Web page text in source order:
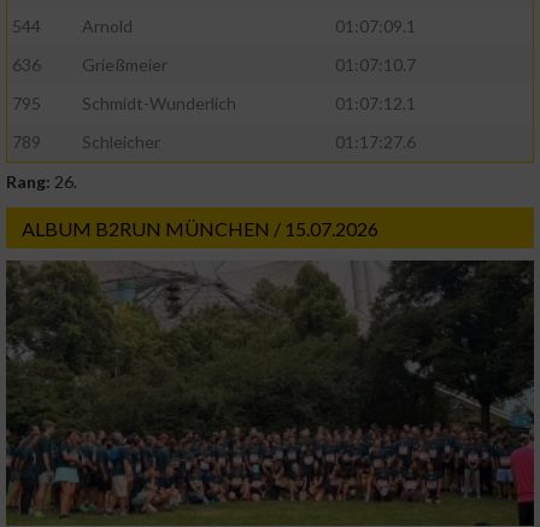
544
Arnold
01:07:09.1
636
Grießmeier
01:07:10.7
795
Schmidt-Wunderlich
01:07:12.1
789
Schleicher
01:17:27.6
Rang: 26.
ALBUM B2RUN MÜNCHEN / 15.07.2026